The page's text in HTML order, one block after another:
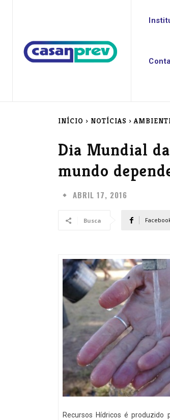
INÍCIO NOTÍCIAS
Dia Mundial
mundo
ABRIL 17, 2016
Busca
Recursos Hídricos é produzido